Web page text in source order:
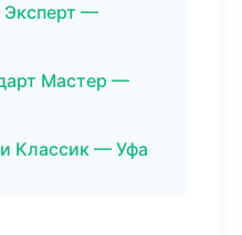
—
Мастер —
Классик — Уфа